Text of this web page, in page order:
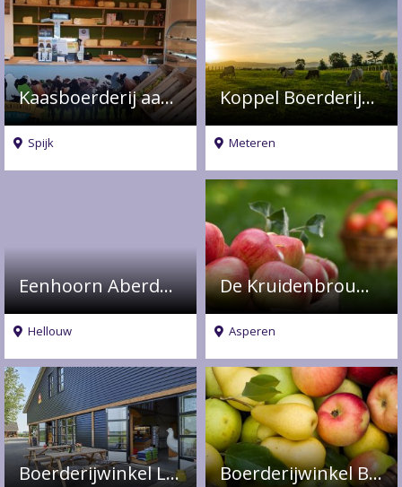
Kaasboerderij aan de Linge
Spijk
Koppel Boerderijwinkel
Meteren
Eenhoorn Aberdeen Angus
Hellouw
De Kruidenbrouwerij
Asperen
Boerderijwinkel Lagerweij Boerderijwinkel Beverloo